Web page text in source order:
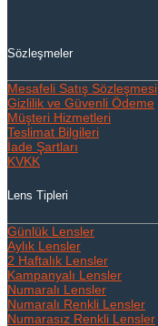
Sözleşmeler
Mesafeli Satış Sözleşmesi
Gizlilik ve Güvenli Ödeme
Müşteri Hizmetleri
Teslimat Bilgileri
İade Şartları
KVKK
Lens Tipleri
Günlük Lensler
Aylık Lensler
2 Haftalık Lensler
Kampanyalı Lensler
Numaralı Lensler
Numaralı Renkli Lensler
Numarasız Renkli Lensler